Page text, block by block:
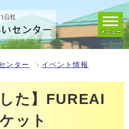
メニュー
ンター イベント情報
た】FUREAI
ット